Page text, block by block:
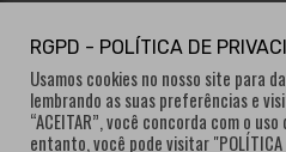
e-newvation tem o
Ano”, o prémio de
RGPD - POLÍTICA DE
Usamos cookies no nosso site para
lembrando as suas preferências e
“ACEITAR”, você concorda com o uso
entanto, você pode visitar "POLÍTICA